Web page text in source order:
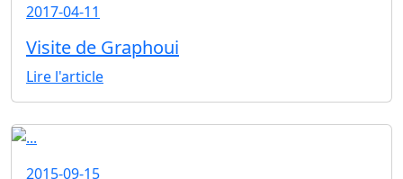
2017-04-11
Visite de Graphoui
Lire l'article
2015-09-15